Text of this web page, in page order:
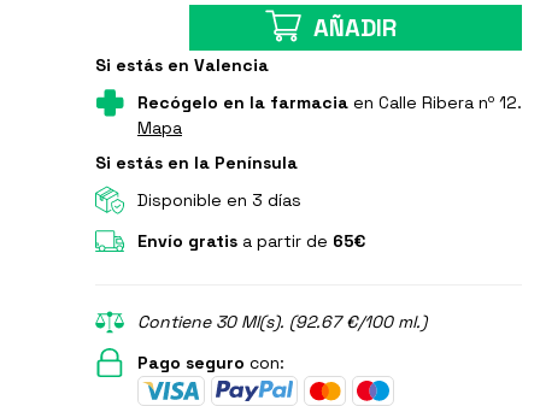
AÑADIR
Si estás en Valencia
Recógelo en la farmaciaen Calle Ribera nº 12.
Mapa
Si estás en la Península
Disponible en 3 días
Envío gratisa partir de 65€
Contiene 30 Ml(s). (92.67 €/100 ml.)
Pago seguro con: